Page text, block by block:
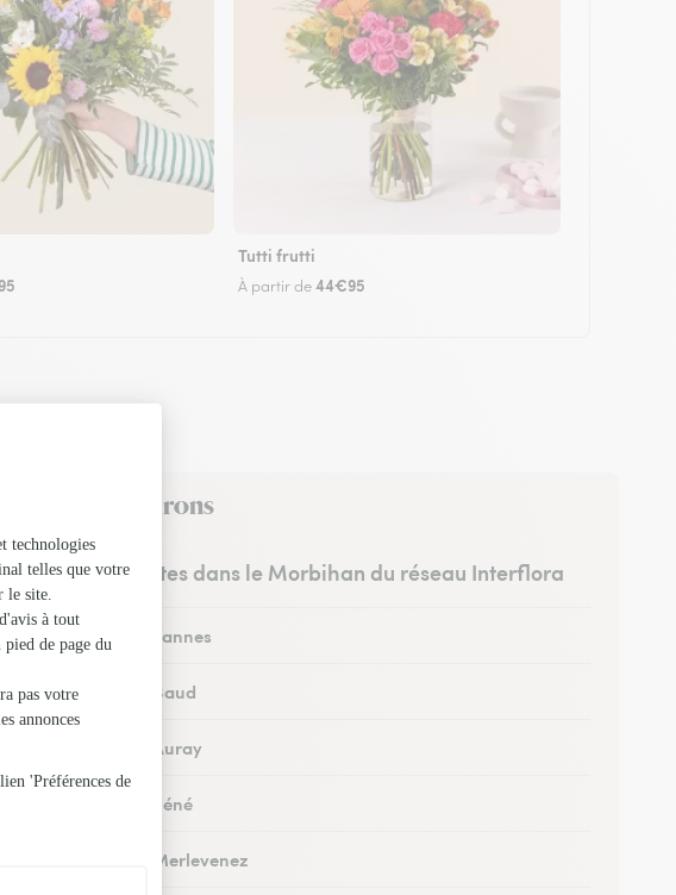
Tutti frutti
À partir de44€95
ses environs
Les fleuristes dans le Morbihan du réseau Interflora
Fleuristes à Vannes
Fleuristes à Baud
Fleuristes à Auray
Fleuristes à Séné
Fleuristes à Merlevenez